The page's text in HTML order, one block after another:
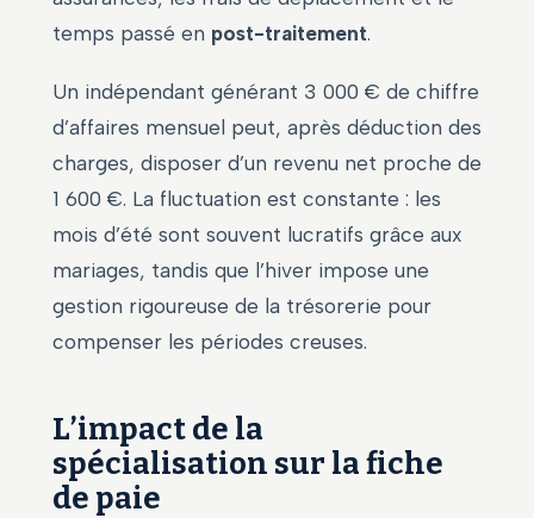
temps passé en post-traitement.
Un indépendant générant 3 000 € de chiffre
d’affaires mensuel peut, après déduction des
charges, disposer d’un revenu net proche de
1 600 €. La fluctuation est constante : les
mois d’été sont souvent lucratifs grâce aux
mariages, tandis que l’hiver impose une
gestion rigoureuse de la trésorerie pour
compenser les périodes creuses.
L’impact de la
spécialisation sur la fiche
de paie